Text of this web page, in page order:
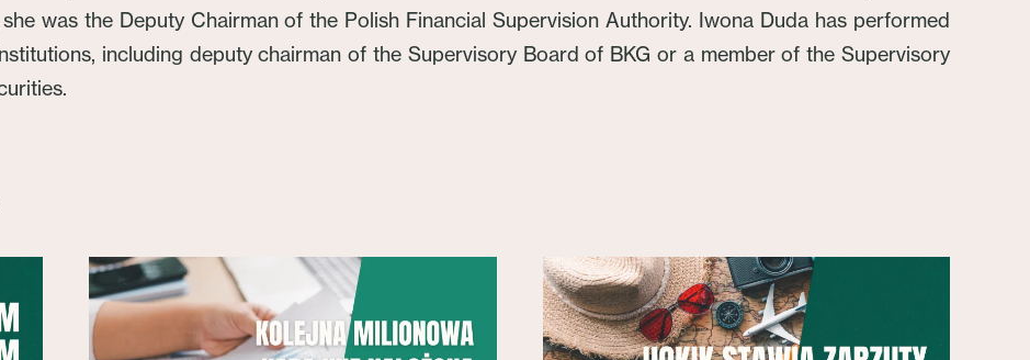
was the Deputy Chairman of the Polish Financial Supervision Authority. Iwona Duda has performed
including deputy chairman of the Supervisory Board of BKG or a member of the Supervisory